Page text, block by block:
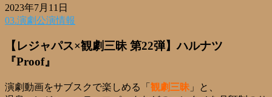
2023年7月11日
03.演劇公演情報
【レジャパス×観劇三昧 第22弾】ハルナツ
『Proof』
演劇動画をサブスクで楽しめる「 観劇三昧 」と、